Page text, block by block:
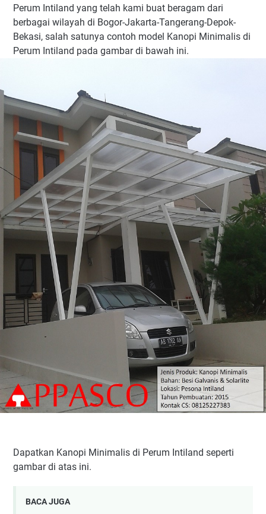
Perum Intiland yang telah kami buat beragam dari
berbagai wilayah di Bogor-Jakarta-Tangerang-Depok-
Bekasi, salah satunya contoh model Kanopi Minimalis di
Perum Intiland pada gambar di bawah ini.
Dapatkan Kanopi Minimalis di Perum Intiland seperti
gambar di atas ini.
BACA JUGA